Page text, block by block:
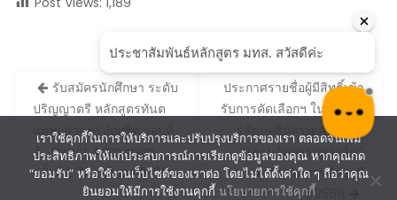
Post
navigation
รับสมัครนักศึกษา ระดับ
ปริญญาตรี หลักสูตรทันต
แพทยศาสตรบัณฑิต รอบที่
4 : Direct Admission
ครั้งที่ 2 ปีการศึกษา 2569
ประกาศรายชื่อผู้มีสิทธิ์เข้า
รับการคัดเลือกฯ ในหลักสูต
รสัมฤทธิบัตรเทคโนโลยี
และนวัตกรรมทางสัตว์
ประจำภาคการศึกษาที่
1/2569
เราใช้คุกกี้ในการให้บริการและปรับปรุงบริการของเรา ตลอดจนเพิ่ม
ประสิทธิภาพให้แก่ประสบการณ์การเรียกดูข้อมูลของคุณ หากคุณกด
“ยอมรับ” หรือใช้งานเว็บไซต์ของเราต่อ โดยไม่ได้ตั้งค่าใด ๆ ถือว่าคุณ
ยินยอมให้มีการใช้งานคุกกี้ นโยบายการใช้คุกกี้